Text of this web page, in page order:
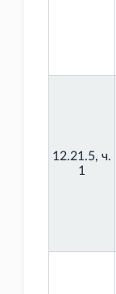
12.21.5, ч.
1